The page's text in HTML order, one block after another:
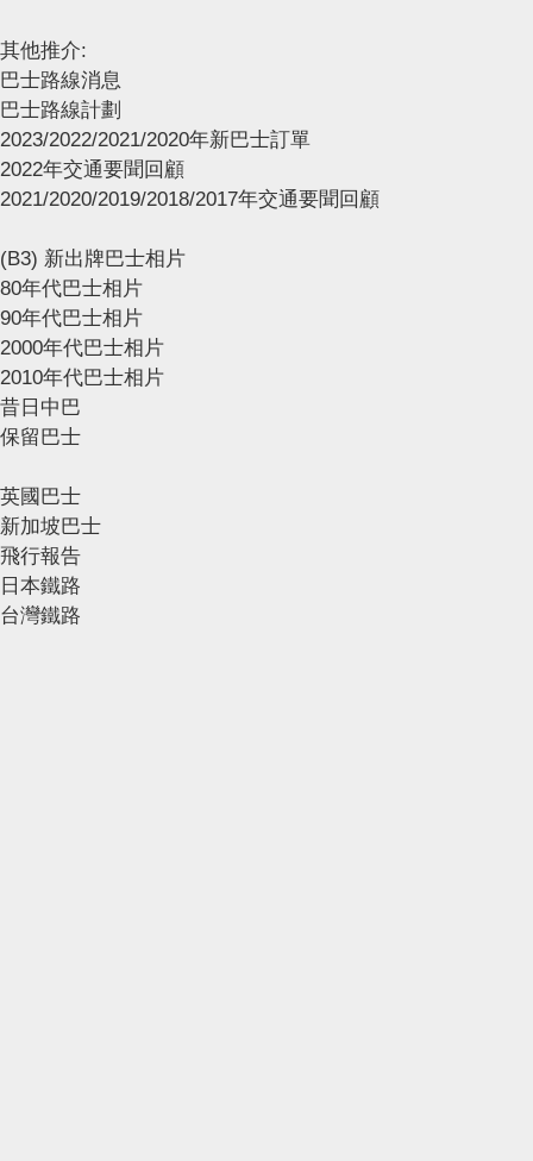
其他推介:
巴士路線消息
巴士路線計劃
2023/2022/2021/2020年新巴士訂單
2022年交通要聞回顧
2021/2020/2019/2018/2017年交通要聞回顧
(B3) 新出牌巴士相片
80年代巴士相片
90年代巴士相片
2000年代巴士相片
2010年代巴士相片
昔日中巴
保留巴士
英國巴士
新加坡巴士
飛行報告
日本鐵路
台灣鐵路